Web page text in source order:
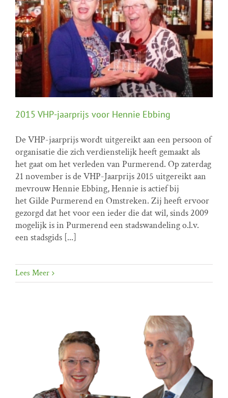
2015 VHP-jaarprijs voor Hennie Ebbing
VHP prijs
2015 VHP-jaarprijs voor Hennie Ebbing
De VHP-jaarprijs wordt uitgereikt aan een persoon of
organisatie die zich verdienstelijk heeft gemaakt als
het gaat om het verleden van Purmerend. Op zaterdag
21 november is de VHP-Jaarprijs 2015 uitgereikt aan
mevrouw Hennie Ebbing, Hennie is actief bij
het Gilde Purmerend en Omstreken. Zij heeft ervoor
gezorgd dat het voor een ieder die dat wil, sinds 2009
mogelijk is in Purmerend een stadswandeling o.l.v.
een stadsgids [...]
Lees Meer